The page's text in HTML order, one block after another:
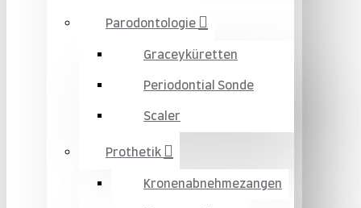
Parodontologie
Graceyküretten
Periodontial Sonde
Scaler
Prothetik
Kronenabnehmezangen